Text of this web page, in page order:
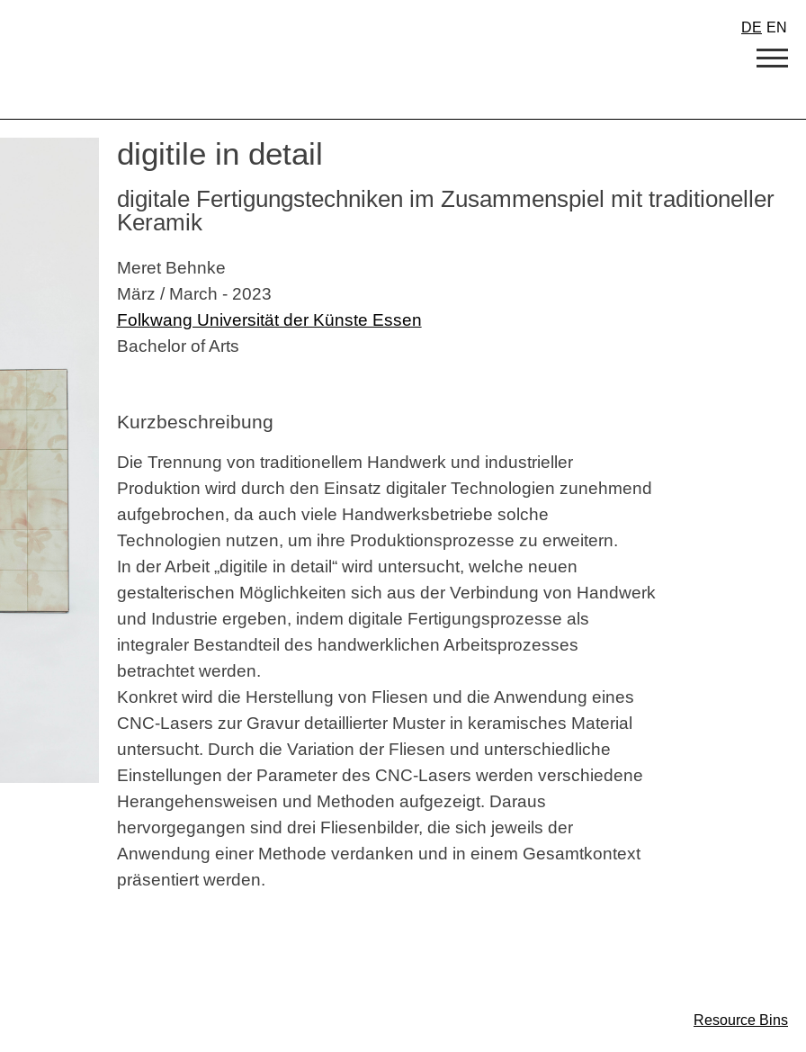
DE EN
digitile in detail
digitale Fertigungstechniken im Zusammenspiel mit traditioneller
Keramik
Meret Behnke
März / March - 2023
Folkwang Universität der Künste Essen
Bachelor of Arts
Kurzbeschreibung
Die Trennung von traditionellem Handwerk und industrieller
Produktion wird durch den Einsatz digitaler Technologien zunehmend
aufgebrochen, da auch viele Handwerksbetriebe solche
Technologien nutzen, um ihre Produktionsprozesse zu erweitern.
In der Arbeit „digitile in detail“ wird untersucht, welche neuen
gestalterischen Möglichkeiten sich aus der Verbindung von Handwerk
und Industrie ergeben, indem digitale Fertigungsprozesse als
integraler Bestandteil des handwerklichen Arbeitsprozesses
betrachtet werden.
Konkret wird die Herstellung von Fliesen und die Anwendung eines
CNC-Lasers zur Gravur detaillierter Muster in keramisches Material
untersucht. Durch die Variation der Fliesen und unterschiedliche
Einstellungen der Parameter des CNC-Lasers werden verschiedene
Herangehensweisen und Methoden aufgezeigt. Daraus
hervorgegangen sind drei Fliesenbilder, die sich jeweils der
Anwendung einer Methode verdanken und in einem Gesamtkontext
präsentiert werden.
Resource Bins